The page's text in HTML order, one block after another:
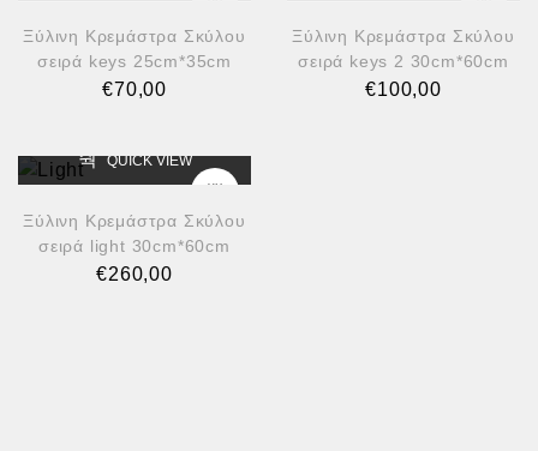
Ξύλινη Κρεμάστρα Σκύλου
σειρά keys 25cm*35cm
€70,00
Ξύλινη Κρεμάστρα Σκύλου
σειρά keys 2 30cm*60cm
€100,00
QUICK VIEW
Ξύλινη Κρεμάστρα Σκύλου
σειρά light 30cm*60cm
€260,00